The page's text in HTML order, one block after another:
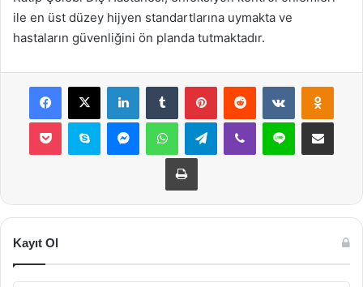
ile en üst düzey hijyen standartlarına uymakta ve
hastaların güvenliğini ön planda tutmaktadır.
Facebook
X LinkedInTumblr PinterestReddit VKontakte
Pocket Skype MessengerWhatsAppTelegramViber Line E-Posta ile
Yazdır
Kayıt Ol